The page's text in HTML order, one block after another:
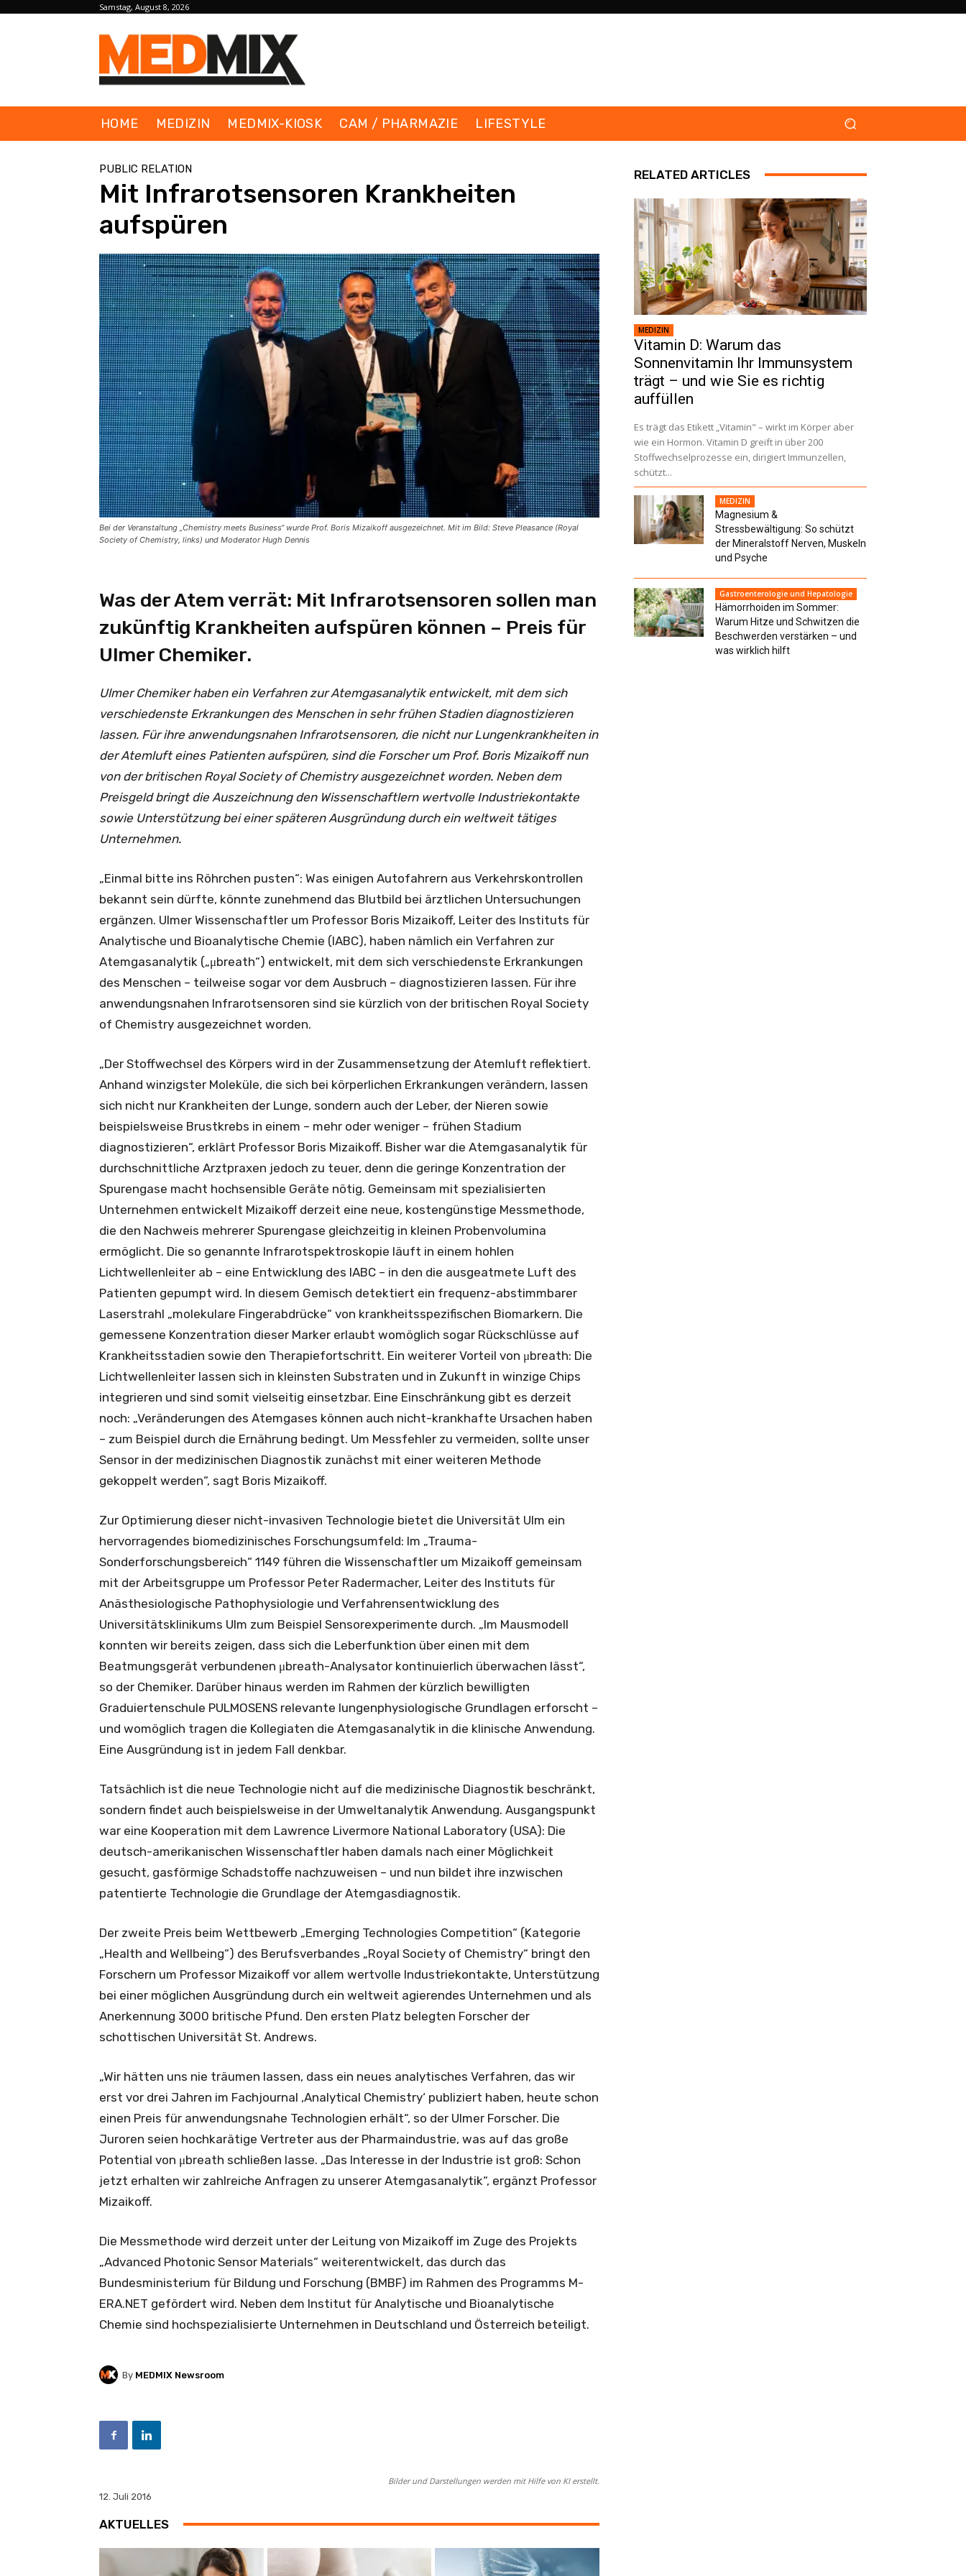
Samstag, August 8, 2026
HOME MEDIZIN MEDMIX-KIOSK CAM / PHARMAZIE LIFESTYLE
PUBLIC RELATION
Mit Infrarotsensoren Krankheiten
aufspüren
Bei der Veranstaltung „Chemistry meets Business“ wurde Prof. Boris Mizaikoff ausgezeichnet. Mit im Bild: Steve Pleasance (Royal
Society of Chemistry, links) und Moderator Hugh Dennis
Was der Atem verrät: Mit Infrarotsensoren sollen man
zukünftig Krankheiten aufspüren können – Preis für
Ulmer Chemiker.
Ulmer Chemiker haben ein Verfahren zur Atemgasanalytik entwickelt, mit dem sich
verschiedenste Erkrankungen des Menschen in sehr frühen Stadien diagnostizieren
lassen. Für ihre anwendungsnahen Infrarotsensoren, die nicht nur Lungenkrankheiten in
der Atemluft eines Patienten aufspüren, sind die Forscher um Prof. Boris Mizaikoff nun
von der britischen Royal Society of Chemistry ausgezeichnet worden. Neben dem
Preisgeld bringt die Auszeichnung den Wissenschaftlern wertvolle Industriekontakte
sowie Unterstützung bei einer späteren Ausgründung durch ein weltweit tätiges
Unternehmen.
„Einmal bitte ins Röhrchen pusten“: Was einigen Autofahrern aus Verkehrskontrollen
bekannt sein dürfte, könnte zunehmend das Blutbild bei ärztlichen Untersuchungen
ergänzen. Ulmer Wissenschaftler um Professor Boris Mizaikoff, Leiter des Instituts für
Analytische und Bioanalytische Chemie (IABC), haben nämlich ein Verfahren zur
Atemgasanalytik („μbreath“) entwickelt, mit dem sich verschiedenste Erkrankungen
des Menschen – teilweise sogar vor dem Ausbruch – diagnostizieren lassen. Für ihre
anwendungsnahen Infrarotsensoren sind sie kürzlich von der britischen Royal Society
of Chemistry ausgezeichnet worden.
„Der Stoffwechsel des Körpers wird in der Zusammensetzung der Atemluft reflektiert.
Anhand winzigster Moleküle, die sich bei körperlichen Erkrankungen verändern, lassen
sich nicht nur Krankheiten der Lunge, sondern auch der Leber, der Nieren sowie
beispielsweise Brustkrebs in einem – mehr oder weniger – frühen Stadium
diagnostizieren“, erklärt Professor Boris Mizaikoff. Bisher war die Atemgasanalytik für
durchschnittliche Arztpraxen jedoch zu teuer, denn die geringe Konzentration der
Spurengase macht hochsensible Geräte nötig. Gemeinsam mit spezialisierten
Unternehmen entwickelt Mizaikoff derzeit eine neue, kostengünstige Messmethode,
die den Nachweis mehrerer Spurengase gleichzeitig in kleinen Probenvolumina
ermöglicht. Die so genannte Infrarotspektroskopie läuft in einem hohlen
Lichtwellenleiter ab – eine Entwicklung des IABC – in den die ausgeatmete Luft des
Patienten gepumpt wird. In diesem Gemisch detektiert ein frequenz-abstimmbarer
Laserstrahl „molekulare Fingerabdrücke“ von krankheitsspezifischen Biomarkern. Die
gemessene Konzentration dieser Marker erlaubt womöglich sogar Rückschlüsse auf
Krankheitsstadien sowie den Therapiefortschritt. Ein weiterer Vorteil von μbreath: Die
Lichtwellenleiter lassen sich in kleinsten Substraten und in Zukunft in winzige Chips
integrieren und sind somit vielseitig einsetzbar. Eine Einschränkung gibt es derzeit
noch: „Veränderungen des Atemgases können auch nicht-krankhafte Ursachen haben
– zum Beispiel durch die Ernährung bedingt. Um Messfehler zu vermeiden, sollte unser
Sensor in der medizinischen Diagnostik zunächst mit einer weiteren Methode
gekoppelt werden“, sagt Boris Mizaikoff.
Zur Optimierung dieser nicht-invasiven Technologie bietet die Universität Ulm ein
hervorragendes biomedizinisches Forschungsumfeld: Im „Trauma-
Sonderforschungsbereich“ 1149 führen die Wissenschaftler um Mizaikoff gemeinsam
mit der Arbeitsgruppe um Professor Peter Radermacher, Leiter des Instituts für
Anästhesiologische Pathophysiologie und Verfahrensentwicklung des
Universitätsklinikums Ulm zum Beispiel Sensorexperimente durch. „Im Mausmodell
konnten wir bereits zeigen, dass sich die Leberfunktion über einen mit dem
Beatmungsgerät verbundenen μbreath-Analysator kontinuierlich überwachen lässt“,
so der Chemiker. Darüber hinaus werden im Rahmen der kürzlich bewilligten
Graduiertenschule PULMOSENS relevante lungenphysiologische Grundlagen erforscht –
und womöglich tragen die Kollegiaten die Atemgasanalytik in die klinische Anwendung.
Eine Ausgründung ist in jedem Fall denkbar.
Tatsächlich ist die neue Technologie nicht auf die medizinische Diagnostik beschränkt,
sondern findet auch beispielsweise in der Umweltanalytik Anwendung. Ausgangspunkt
war eine Kooperation mit dem Lawrence Livermore National Laboratory (USA): Die
deutsch-amerikanischen Wissenschaftler haben damals nach einer Möglichkeit
gesucht, gasförmige Schadstoffe nachzuweisen – und nun bildet ihre inzwischen
patentierte Technologie die Grundlage der Atemgasdiagnostik.
Der zweite Preis beim Wettbewerb „Emerging Technologies Competition“ (Kategorie
„Health and Wellbeing“) des Berufsverbandes „Royal Society of Chemistry“ bringt den
Forschern um Professor Mizaikoff vor allem wertvolle Industriekontakte, Unterstützung
bei einer möglichen Ausgründung durch ein weltweit agierendes Unternehmen und als
Anerkennung 3000 britische Pfund. Den ersten Platz belegten Forscher der
schottischen Universität St. Andrews.
„Wir hätten uns nie träumen lassen, dass ein neues analytisches Verfahren, das wir
erst vor drei Jahren im Fachjournal ,Analytical Chemistry‘ publiziert haben, heute schon
einen Preis für anwendungsnahe Technologien erhält“, so der Ulmer Forscher. Die
Juroren seien hochkarätige Vertreter aus der Pharmaindustrie, was auf das große
Potential von μbreath schließen lasse. „Das Interesse in der Industrie ist groß: Schon
jetzt erhalten wir zahlreiche Anfragen zu unserer Atemgasanalytik“, ergänzt Professor
Mizaikoff.
Die Messmethode wird derzeit unter der Leitung von Mizaikoff im Zuge des Projekts
„Advanced Photonic Sensor Materials“ weiterentwickelt, das durch das
Bundesministerium für Bildung und Forschung (BMBF) im Rahmen des Programms M-
ERA.NET gefördert wird. Neben dem Institut für Analytische und Bioanalytische
Chemie sind hochspezialisierte Unternehmen in Deutschland und Österreich beteiligt.
By MEDMIX Newsroom
Bilder und Darstellungen werden mit Hilfe von KI erstellt.
12. Juli 2016
AKTUELLES
RELATED ARTICLES
MEDIZIN
Vitamin D: Warum das
Sonnenvitamin Ihr Immunsystem
trägt – und wie Sie es richtig
auffüllen
Es trägt das Etikett „Vitamin" – wirkt im Körper aber
wie ein Hormon. Vitamin D greift in über 200
Stoffwechselprozesse ein, dirigiert Immunzellen,
schützt...
MEDIZIN
Magnesium &
Stressbewältigung: So schützt
der Mineralstoff Nerven, Muskeln
und Psyche
Gastroenterologie und Hepatologie
Hämorrhoiden im Sommer:
Warum Hitze und Schwitzen die
Beschwerden verstärken – und
was wirklich hilft